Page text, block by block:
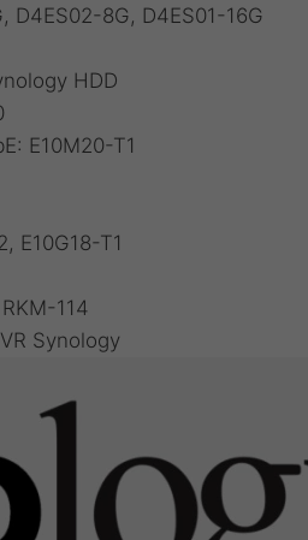
, D4ES02-8G, D4ES01-16G
HDD
E10M20-T1
, E10G18-T1
114
Synology